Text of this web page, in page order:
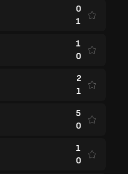
0
1
1
0
2
1
5
0
1
0